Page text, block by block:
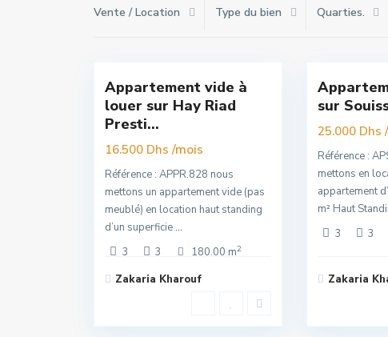
Vente / Location Type du bien Quarties.
Exclusivité
Appartement vide à
louer sur Hay Riad
Presti...
16.500 Dhs/mois
Référence : APPR.828 nous
mettons un appartement vide (pas
meublé) en location haut standing
d’un superficie...
3
3 180.00 m2
Zakaria Kharouf
Exclusivité
sur
25.000 Dhs
Référence :
mettons en
appartement
m² Haut
3
3
Zakaria
Riad, Souissi